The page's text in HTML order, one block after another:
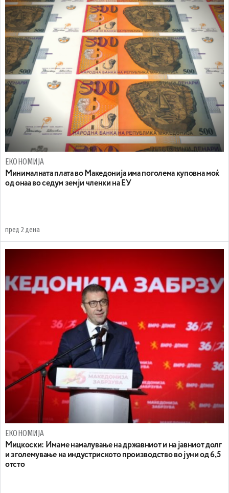
ЕКОНОМИЈА
Минималната плата во Македонија има поголема куповна моќ
од онаа во седум земји членки на ЕУ
пред 2 дена
ЕКОНОМИЈА
Mицкоски: Имаме намалување на државниот и на јавниот долг
и зголемување на индустриското производство во јуни од 6,5
отсто